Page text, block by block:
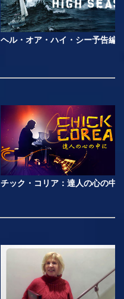
ヘル・オア・ハイ・シー予告編
チック・コリア：達人の心の中